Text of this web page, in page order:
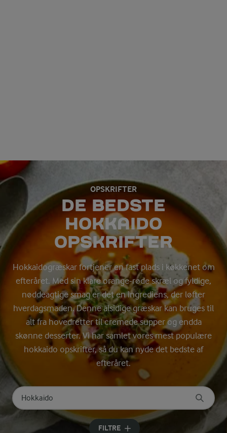
OPSKRIFTER
DE BEDSTE
HOKKAIDO
OPSKRIFTER
Hokkaidogræskar fortjener en fast plads i køkkenet om
efteråret. Med sin klare orange-røde skræl og fyldige,
nøddeagtige smag er det en ingrediens, der løfter
hverdagsmaden. Denne alsidige græskar kan bruges til
alt fra hovedretter til cremede supper og endda
skønne desserter. Vi har samlet vores mest populære
hokkaido opskrifter, så du kan nyde det bedste af
efteråret.
Søg på kategori
Indtast søgeord for at søge
FILTRE